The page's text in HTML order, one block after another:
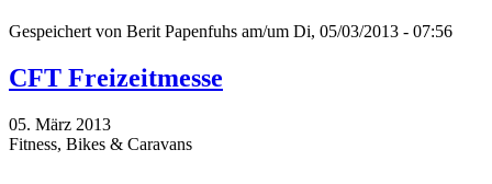
Gespeichert von Berit Papenfuhs am/um Di, 05/03/2013 - 07:56
CFT Freizeitmesse
05. März 2013
Fitness, Bikes & Caravans